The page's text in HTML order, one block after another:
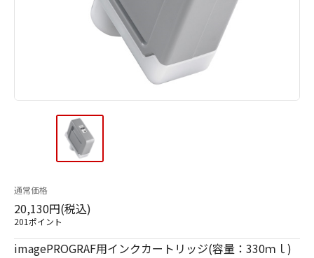
通常価格
20,130円(税込)
201ポイント
imagePROGRAF用インクカートリッジ(容量：330ｍｌ)